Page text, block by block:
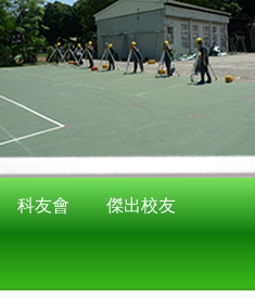
科友會 傑出校友